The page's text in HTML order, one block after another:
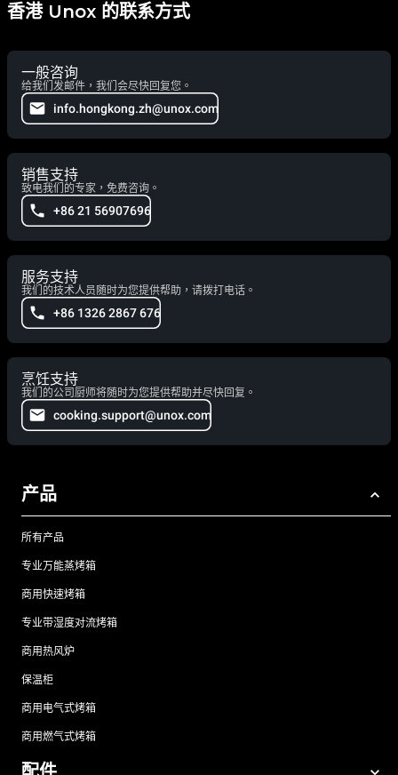
香港 Unox 的联系方式
一般咨询
给我们发邮件，我们会尽快回复您。
info.hongkong.zh@unox.com
销售支持
致电我们的专家，免费咨询。
+86 21 56907696
服务支持
我们的技术人员随时为您提供帮助，请拨打电话。
+86 1326 2867 676
烹饪支持
我们的公司厨师将随时为您提供帮助并尽快回复。
cooking.support@unox.com
产品
所有产品
专业万能蒸烤箱
商用快速烤箱
专业带湿度对流烤箱
商用热风炉
保温柜
商用电气式烤箱
商用燃气式烤箱